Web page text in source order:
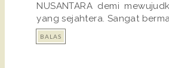
NUSANTARA demi
yang sejahtera. Sangat
BALAS